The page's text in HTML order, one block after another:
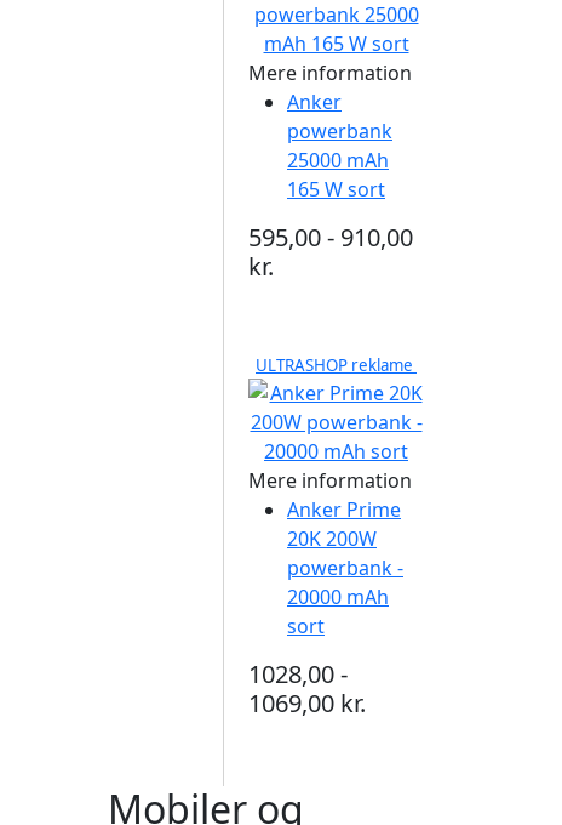
Mere information
Anker
powerbank
25000 mAh
165 W sort
595,00 - 910,00
kr.
ULTRASHOP reklame
Mere information
Anker Prime
20K 200W
powerbank -
20000 mAh
sort
1028,00 -
1069,00 kr.
Mobiler og